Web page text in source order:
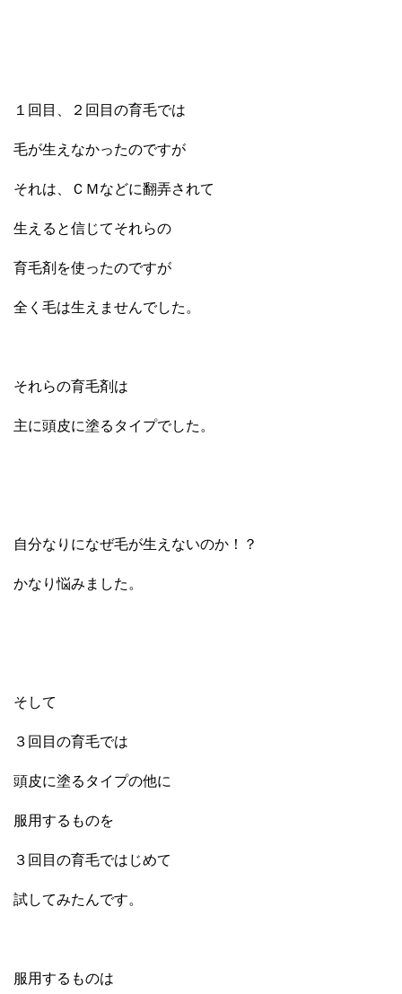
１回目、２回目の育毛では
毛が生えなかったのですが
それは、ＣＭなどに翻弄されて
生えると信じてそれらの
育毛剤を使ったのですが
全く毛は生えませんでした。
それらの育毛剤は
主に頭皮に塗るタイプでした。
自分なりになぜ毛が生えないのか！？
かなり悩みました。
そして
３回目の育毛では
頭皮に塗るタイプの他に
服用するものを
３回目の育毛ではじめて
試してみたんです。
服用するものは